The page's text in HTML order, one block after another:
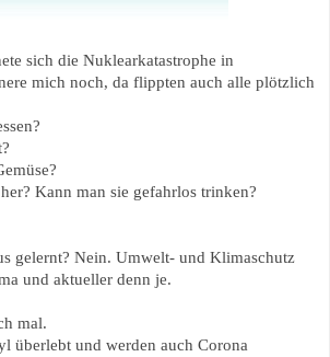
sich die Nuklearkatastrophe in
mich noch, da flippten auch alle plötzlich
Kann man sie gefahrlos trinken?
gelernt? Nein. Umwelt- und Klimaschutz
und aktueller denn je.
mal.
überlebt und werden auch Corona